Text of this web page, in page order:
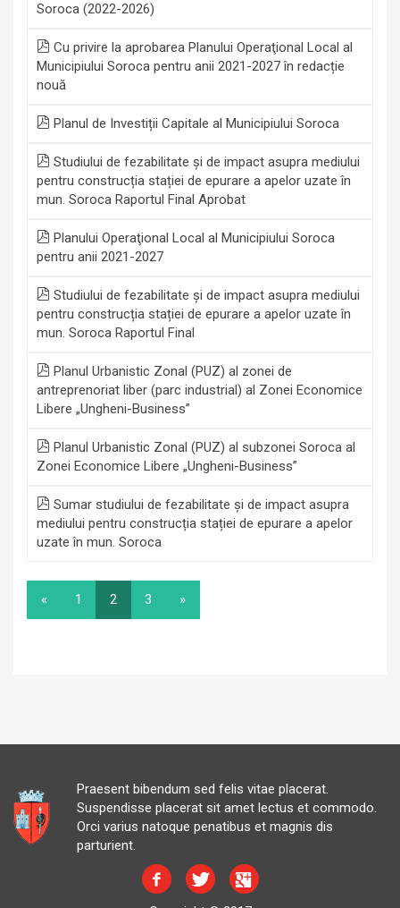
Soroca (2022-2026)
Cu privire la aprobarea Planului Operaţional Local al
Municipiului Soroca pentru anii 2021-2027 în redacție
nouă
Planul de Investiții Capitale al Municipiului Soroca
Studiului de fezabilitate și de impact asupra mediului
pentru construcția stației de epurare a apelor uzate în
mun. Soroca Raportul Final Aprobat
Planului Operaţional Local al Municipiului Soroca
pentru anii 2021-2027
Studiului de fezabilitate și de impact asupra mediului
pentru construcția stației de epurare a apelor uzate în
mun. Soroca Raportul Final
Planul Urbanistic Zonal (PUZ) al zonei de
antreprenoriat liber (parc industrial) al Zonei Economice
Libere „Ungheni-Business”
Planul Urbanistic Zonal (PUZ) al subzonei Soroca al
Zonei Economice Libere „Ungheni-Business”
Sumar studiului de fezabilitate și de impact asupra
mediului pentru construcția stației de epurare a apelor
uzate în mun. Soroca
« 1 2 3 »
Praesent bibendum sed felis vitae placerat.
Suspendisse placerat sit amet lectus et commodo.
Orci varius natoque penatibus et magnis dis
parturient.